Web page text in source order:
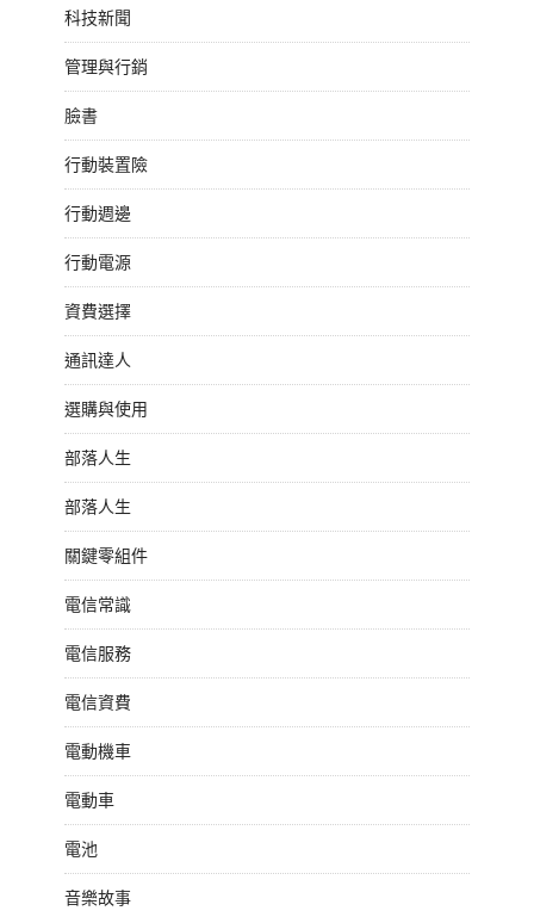
科技新聞
管理與行銷
臉書
行動裝置險
行動週邊
行動電源
資費選擇
通訊達人
選購與使用
部落人生
部落人生
關鍵零組件
電信常識
電信服務
電信資費
電動機車
電動車
電池
音樂故事